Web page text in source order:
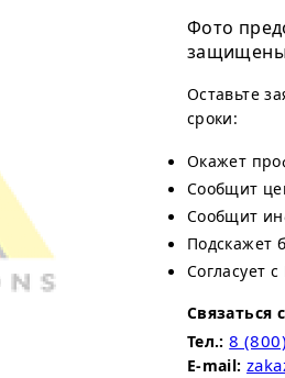
Фото
Оставьте
сроки:
Окажет
Сообщит
Сообщит
Подскажет
Согласует
Связаться
Тел.: 8
E-mail: